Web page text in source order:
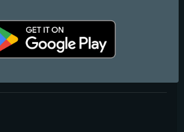
Nacional e Internacional
FM